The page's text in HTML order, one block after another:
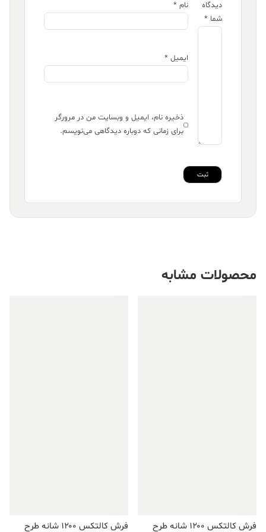
دیدگاه
شما *
نام *
ایمیل *
ذخیره نام، ایمیل و وبسایت من در مرورگر
برای زمانی که دوباره دیدگاهی می‌نویسم.
محصولات مشابه
فرش کالتکس ۱۲۰۰ شانه طرح
فرش کالتکس ۱۲۰۰ شانه طرح